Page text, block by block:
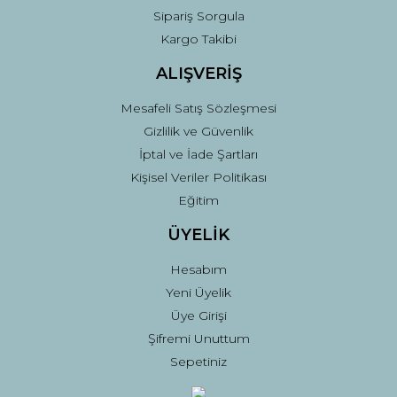
Gönder
Sipariş Sorgula
Kargo Takibi
ALIŞVERİŞ
Mesafeli Satış Sözleşmesi
Gizlilik ve Güvenlik
İptal ve İade Şartları
Kişisel Veriler Politikası
Eğitim
ÜYELİK
Hesabım
Yeni Üyelik
Üye Girişi
Şifremi Unuttum
Sepetiniz